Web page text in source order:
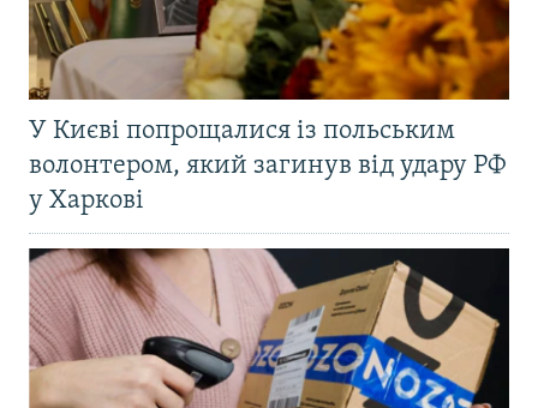
У Києві попрощалися із польським
волонтером, який загинув від удару РФ
у Харкові